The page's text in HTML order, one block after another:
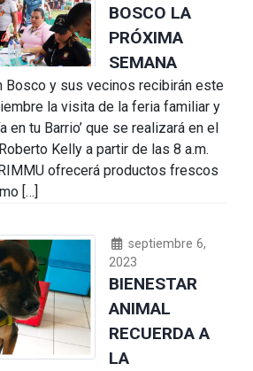
BOSCO LA
PRÓXIMA
SEMANA
Bosco y sus vecinos recibirán este
la visita de la feria familiar y
en tu Barrio’ que se realizará en el
Kelly a partir de las 8 a.m.
ofrecerá productos frescos
[…]
septiembre 6,
2023
BIENESTAR
ANIMAL
RECUERDA A
LA